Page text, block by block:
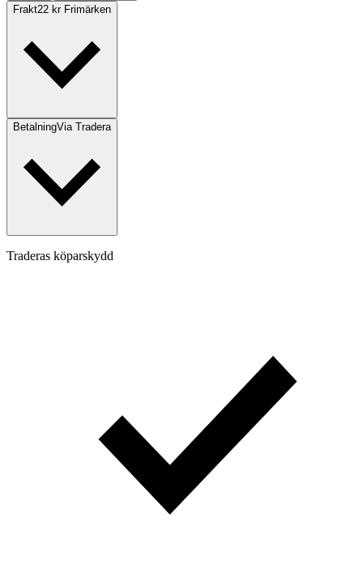
Frakt22 kr Frimärken
BetalningVia Tradera
Traderas köparskydd